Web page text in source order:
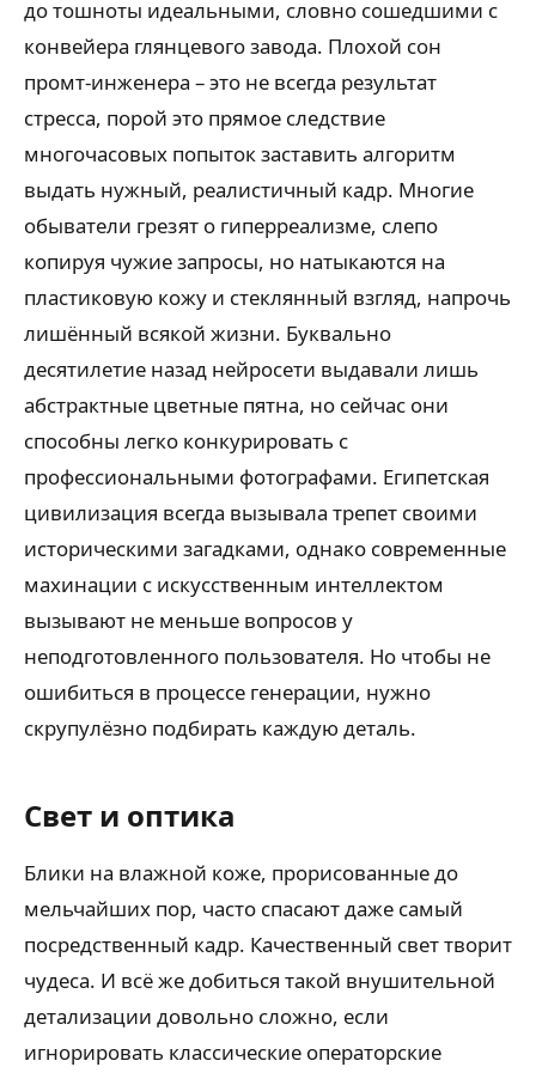
до тошноты идеальными, словно сошедшими с
конвейера глянцевого завода. Плохой сон
промт-инженера – это не всегда результат
стресса, порой это прямое следствие
многочасовых попыток заставить алгоритм
выдать нужный, реалистичный кадр. Многие
обыватели грезят о гиперреализме, слепо
копируя чужие запросы, но натыкаются на
пластиковую кожу и стеклянный взгляд, напрочь
лишённый всякой жизни. Буквально
десятилетие назад нейросети выдавали лишь
абстрактные цветные пятна, но сейчас они
способны легко конкурировать с
профессиональными фотографами. Египетская
цивилизация всегда вызывала трепет своими
историческими загадками, однако современные
махинации с искусственным интеллектом
вызывают не меньше вопросов у
неподготовленного пользователя. Но чтобы не
ошибиться в процессе генерации, нужно
скрупулёзно подбирать каждую деталь.
Свет и оптика
Блики на влажной коже, прорисованные до
мельчайших пор, часто спасают даже самый
посредственный кадр. Качественный свет творит
чудеса. И всё же добиться такой внушительной
детализации довольно сложно, если
игнорировать классические операторские